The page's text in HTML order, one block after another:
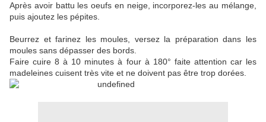
Après avoir battu les oeufs en neige, incorporez-les au mélange,
puis ajoutez les pépites.
Beurrez et farinez les moules, versez la préparation dans les
moules sans dépasser des bords.
Faire cuire 8 à 10 minutes à four à 180° faite attention car les
madeleines cuisent très vite et ne doivent pas être trop dorées.